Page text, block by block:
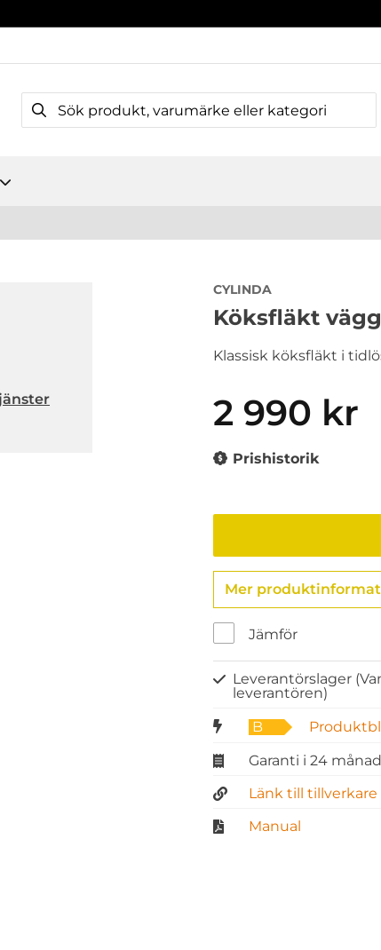
CYLINDA
Köksfläkt vägg
Klassisk köksfläkt i
2 990 kr
Prishistorik
Mer
Jämför
Leverantörslager
leverantören)
B
Garanti i 24
Länk till tillverkare
Manual